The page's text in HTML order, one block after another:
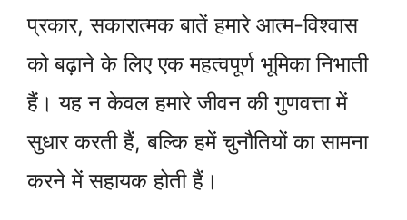
प्रकार, सकारात्मक बातें हमारे आत्म-विश्वास
को बढ़ाने के लिए एक महत्वपूर्ण भूमिका निभाती
हैं। यह न केवल हमारे जीवन की गुणवत्ता में
सुधार करती हैं, बल्कि हमें चुनौतियों का सामना
करने में सहायक होती हैं।